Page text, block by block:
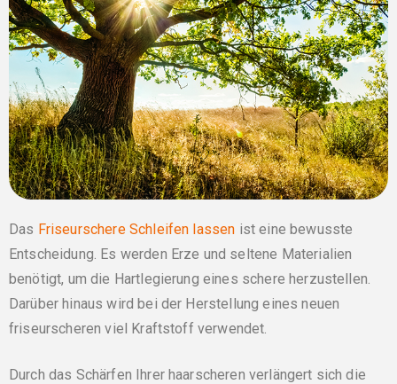
Das Friseurschere Schleifen lassen ist eine bewusste
Entscheidung. Es werden Erze und seltene Materialien
benötigt, um die Hartlegierung eines schere herzustellen.
Darüber hinaus wird bei der Herstellung eines neuen
friseurscheren viel Kraftstoff verwendet.
Durch das Schärfen Ihrer haarscheren verlängert sich die